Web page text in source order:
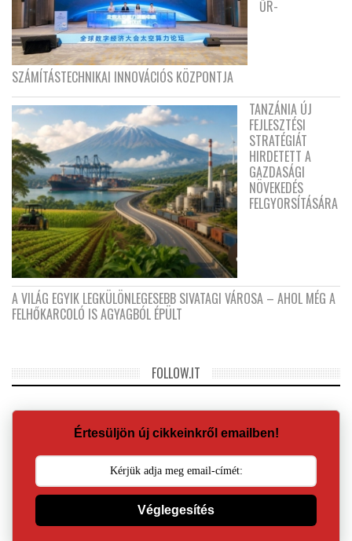
ŰR-
SZÁMÍTÁSTECHNIKAI INNOVÁCIÓS KÖZPONTJA
TANZÁNIA ÚJ
FEJLESZTÉSI
STRATÉGIÁT
HIRDETETT A
GAZDASÁGI
NÖVEKEDÉS
FELGYORSÍTÁSÁRA
A VILÁG EGYIK LEGKÜLÖNLEGESEBB SIVATAGI VÁROSA – AHOL MÉG A
FELHŐKARCOLÓ IS AGYAGBÓL ÉPÜLT
FOLLOW.IT
Értesüljön új cikkeinkről emailben!
Véglegesítés